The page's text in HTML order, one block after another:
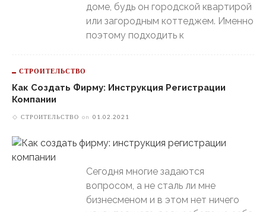
доме, будь он городской квартирой
или загородным коттеджем. Именно
поэтому подходить к
СТРОИТЕЛЬСТВО
Как Создать Фирму: Инструкция Регистрации
Компании
СТРОИТЕЛЬСТВО on 01.02.2021
Сегодня многие задаются
вопросом, а не сталь ли мне
бизнесменом и в этом нет ничего